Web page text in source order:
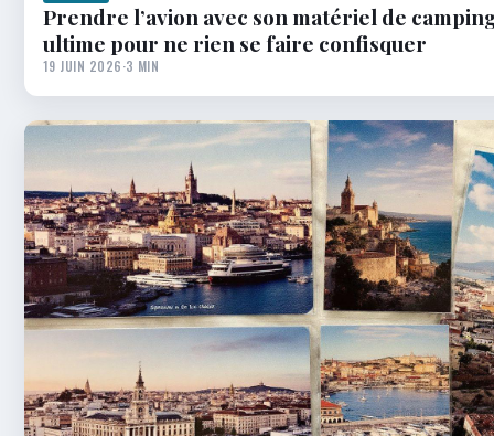
Prendre l’avion avec son matériel de
ultime pour ne rien se faire confisquer
19 JUIN 2026·3 MIN